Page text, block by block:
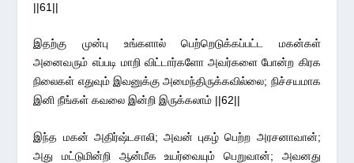
||61||
இதற்கு முன்பு உங்களால் பெற்றெடுக்கப்பட்ட மகன்கள்
அனைவரும் எப்படி மாறி விட்டார்களோ அவர்களை போன்ற கிரக
நிலைகள் எதுவும் இவனுக்கு அமைந்திருக்கவில்லை; நிச்சயமாக
இனி நீங்கள் கவலை இன்றி இருக்கலாம் ||62||
இந்த மகன் அதிர்ஷ்டசாலி; அவன் புகழ் பெற்ற அரசனாவான்;
அது மட்டுமின்றி ஆன்மீக உயர்வையும் பெறுவான்; அவனது